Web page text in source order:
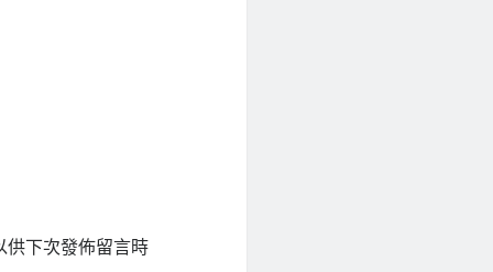
供下次發佈留言時